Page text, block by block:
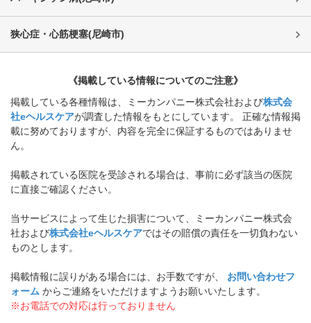
狭心症・心筋梗塞(尼崎市)
《掲載している情報についてのご注意》
掲載している各種情報は、ミーカンパニー株式会社および株式会
社eヘルスケアが調査した情報をもとにしています。 正確な情報掲
載に努めておりますが、内容を完全に保証するものではありませ
ん。
掲載されている医院を受診される場合は、事前に必ず該当の医院
に直接ご確認ください。
当サービスによって生じた損害について、ミーカンパニー株式会
社および株式会社eヘルスケアではその賠償の責任を一切負わない
ものとします。
掲載情報に誤りがある場合には、お手数ですが、
お問い合わせフ
ォーム からご連絡をいただけますようお願いいたします。
※お電話での対応は行っておりません